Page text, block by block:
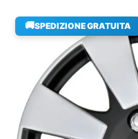
🚚SPEDIZIONE GRATUITA